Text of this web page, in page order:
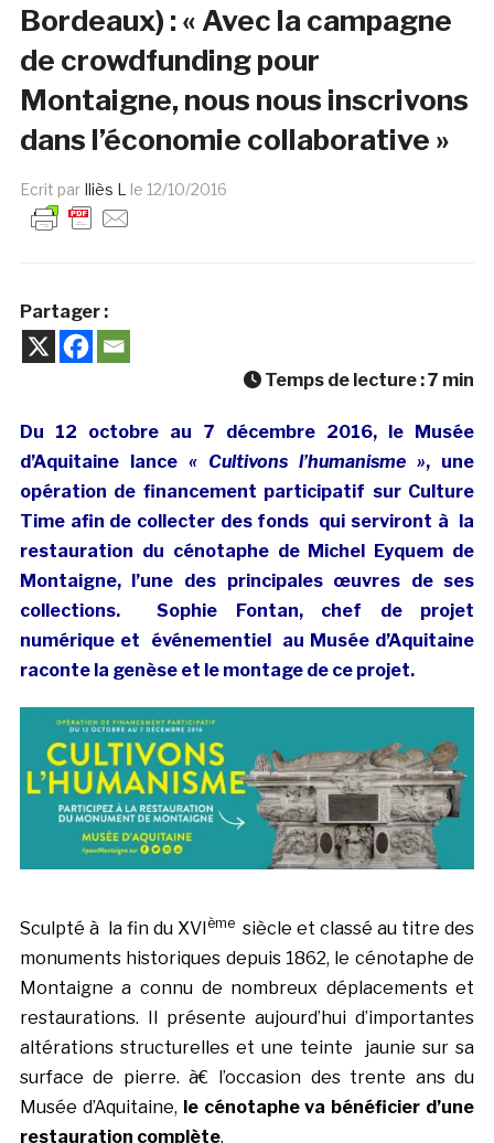
Bordeaux) : « Avec la campagne
de crowdfunding pour
Montaigne, nous nous inscrivons
dans l’économie collaborative »
Ecrit par Iliès L le 12/10/2016
Partager :
Temps de lecture :7 min
Du 12 octobre au 7 décembre 2016, le Musée
d’Aquitaine lance « Cultivons l’humanisme », une
opération de financement participatif sur Culture
Time afin de collecter des fonds qui serviront à la
restauration du cénotaphe de Michel Eyquem de
Montaigne, l’une des principales œuvres de ses
collections. Sophie Fontan, chef de projet
numérique et événementiel au Musée d’Aquitaine
raconte la genèse et le montage de ce projet.
Sculpté à la fin du XVIèmesiècle et classé au titre des
monuments historiques depuis 1862, le cénotaphe de
Montaigne a connu de nombreux déplacements et
restaurations. Il présente aujourd’hui d’importantes
altérations structurelles et une teinte jaunie sur sa
surface de pierre. à€ l’occasion des trente ans du
Musée d’Aquitaine, le cénotaphe va bénéficier d’une
restauration complète.